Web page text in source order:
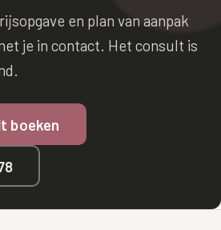
en plan van aanpak
je in contact. Het consult is
boeken